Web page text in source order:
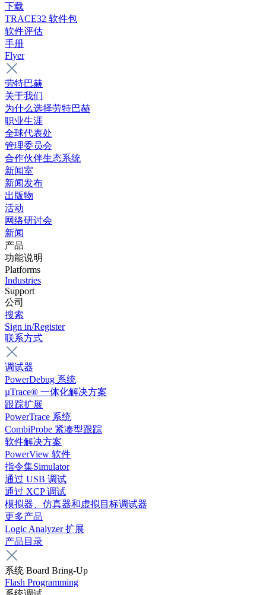
下载
TRACE32 软件包
软件评估
手册
Flyer
劳特巴赫
关于我们
为什么选择劳特巴赫
职业生涯
全球代表处
管理委员会
合作伙伴生态系统
新闻室
新闻发布
出版物
活动
网络研讨会
新闻
产品
功能说明
Platforms
Industries
Support
公司
搜索
Sign in/Register
联系方式
调试器
PowerDebug 系统
µTrace® 一体化解决方案
跟踪扩展
PowerTrace 系统
CombiProbe 紧凑型跟踪
软件解决方案
PowerView 软件
指令集Simulator
通过 USB 调试
通过 XCP 调试
模拟器、仿真器和虚拟目标调试器
更多产品
Logic Analyzer 扩展
产品目录
系统 Board Bring-Up
Flash Programming